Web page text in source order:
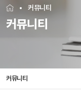
커뮤니티
커뮤니티
커뮤니티